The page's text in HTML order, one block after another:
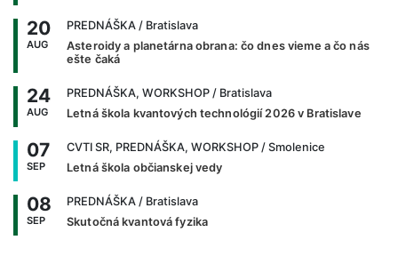
20
AUG
PREDNÁŠKA / Bratislava
Asteroidy a planetárna obrana: čo dnes vieme a čo nás
ešte čaká
24
AUG
PREDNÁŠKA, WORKSHOP / Bratislava
Letná škola kvantových technológií 2026 v Bratislave
07
SEP
CVTI SR, PREDNÁŠKA, WORKSHOP / Smolenice
Letná škola občianskej vedy
08
SEP
PREDNÁŠKA / Bratislava
Skutočná kvantová fyzika